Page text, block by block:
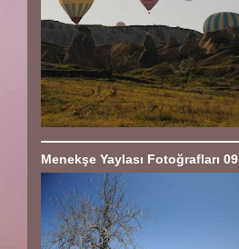
Menekşe Yaylası Fotoğrafları 09